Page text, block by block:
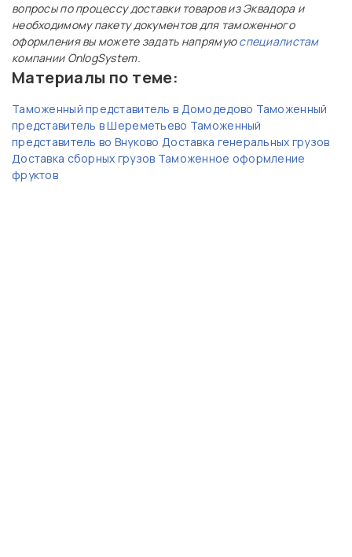
вопросы по процессу доставки товаров из Эквадора и
необходимому пакету документов для таможенного
оформления вы можете задать напрямуюспециалистам
компании OnlogSystem.
Материалы по теме:
Таможенный представитель в Домодедово Таможенный
представитель в Шереметьево Таможенный
представитель во Внуково Доставка генеральных грузов
Доставка сборных грузов Таможенное оформление
фруктов